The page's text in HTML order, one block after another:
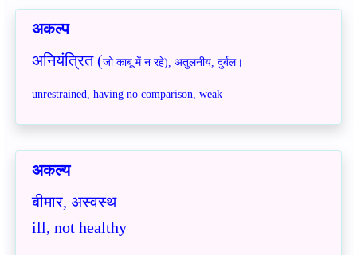
अकल्प
अनियंत्रित (जो काबू में न रहे), अतुलनीय, दुर्बल।
unrestrained, having no comparison, weak
अकल्य
बीमार, अस्वस्थ
ill, not healthy